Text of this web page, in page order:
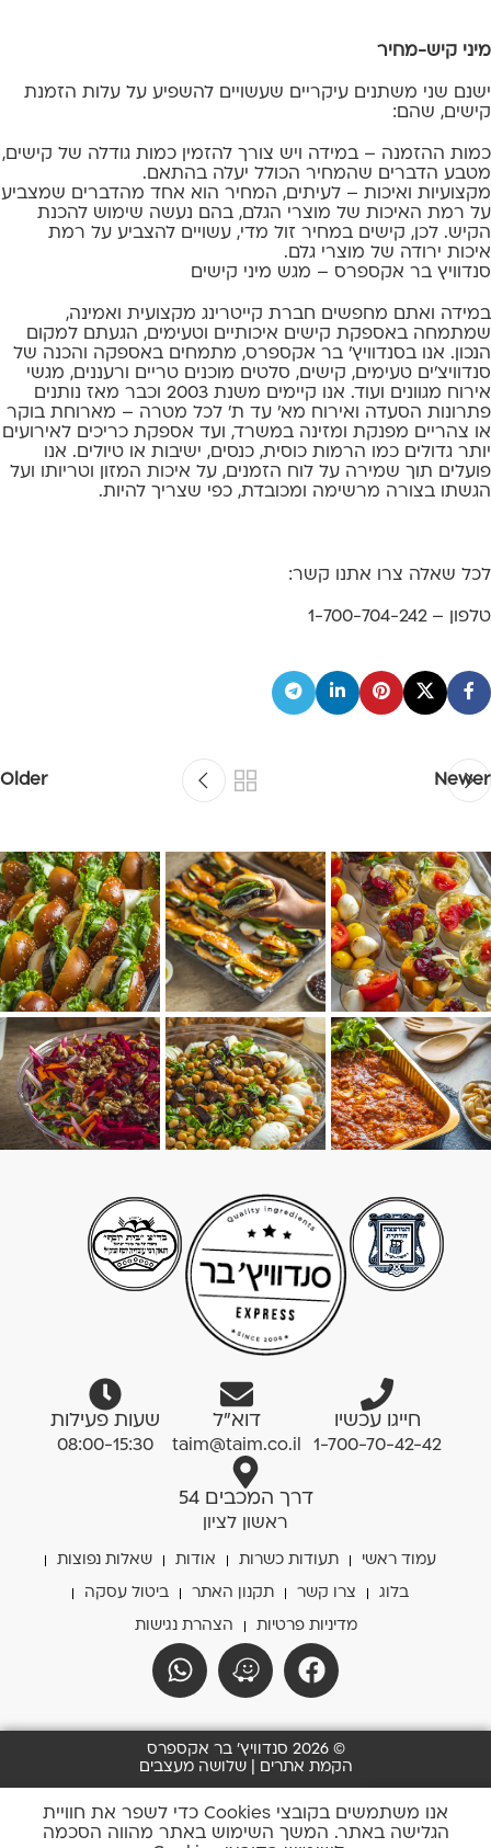
מיני קיש-מחיר
ישנם שני משתנים עיקריים שעשויים להשפיע על עלות הזמנת
קישים, שהם:
כמות ההזמנה – במידה ויש צורך להזמין כמות גודלה של קישים,
מטבע הדברים שהמחיר הכולל יעלה בהתאם.
מקצועיות ואיכות – לעיתים, המחיר הוא אחד מהדברים שמצביע
על רמת האיכות של מוצרי הגלם, בהם נעשה שימוש להכנת
הקיש. לכן, קישים במחיר זול מדי, עשויים להצביע על רמת
איכות ירודה של מוצרי גלם.
סנדוויץ בר אקספרס – מגש מיני קישים
במידה ואתם מחפשים חברת קייטרינג מקצועית ואמינה,
שמתמחה באספקת קישים איכותיים וטעימים, הגעתם למקום
הנכון. אנו בסנדוויץ’ בר אקספרס, מתמחים באספקה והכנה של
סנדוויצ’ים טעימים, קישים, סלטים מוכנים טריים ורעננים, מגשי
אירוח מגוונים ועוד. אנו קיימים משנת 2003 וכבר מאז נותנים
פתרונות הסעדה ואירוח מא’ עד ת’ לכל מטרה – מארוחת בוקר
או צהריים מפנקת ומזינה במשרד, ועד אספקת כריכים לאירועים
יותר גדולים כמו הרמות כוסית, כנסים, ישיבות או טיולים. אנו
פועלים תוך שמירה על לוח הזמנים, על איכות המזון וטריותו ועל
הגשתו בצורה מרשימה ומכובדת, כפי שצריך להיות.
לכל שאלה צרו אתנו קשר:
טלפון – 1-700-704-242
Newer
Older
חייגו עכשיו
1-700-70-42-42
דוא”ל
taim@taim.co.il
שעות פעילות
08:00-15:30
דרך המכבים 54
ראשון לציון
עמוד ראשי תעודות כשרות אודות שאלות נפוצות
בלוג צרו קשר תקנון האתר ביטול עסקה
מדיניות פרטיות הצהרת נגישות
© 2026 סנדוויץ' בר אקספרס
הקמת אתרים | שלושה מעצבים
אנו משתמשים בקובצי Cookies כדי לשפר את חוויית
הגלישה באתר. המשך השימוש באתר מהווה הסכמההחשבון שלי
חייגו אלינוכתבו לנונווטו אלינו